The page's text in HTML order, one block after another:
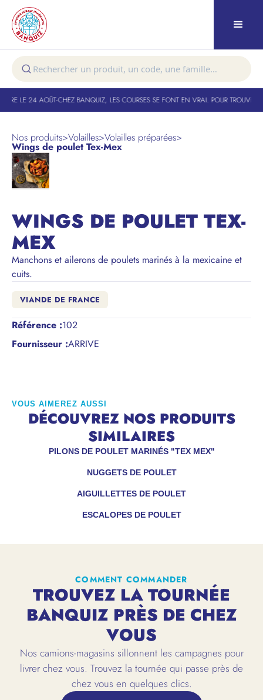
LE 24 AOÛT-CHEZ BANQUIZ, LES COURSES SE FONT EN VRAI. POUR TROUVER
Nos produits>Volailles>Volailles préparées>
Wings de poulet Tex-Mex
NOUVEAU
WINGS DE POULET TEX-
MEX
Manchons et ailerons de poulets marinés à la mexicaine et
cuits.
VIANDE DE FRANCE
Référence :102
Fournisseur :ARRIVE
VOUS AIMEREZ AUSSI
DÉCOUVREZ NOS PRODUITS
SIMILAIRES
NUGGETS DE POULET
AIGUILLETTES DE POULET
ESCALOPES DE POULET
PILONS DE POULET MARINÉS "TEX MEX"
COMMENT COMMANDER
TROUVEZ LA TOURNÉE
BANQUIZ PRÈS DE CHEZ
VOUS
Nos camions-magasins sillonnent les campagnes pour
livrer chez vous. Trouvez la tournée qui passe près de
chez vous en quelques clics.